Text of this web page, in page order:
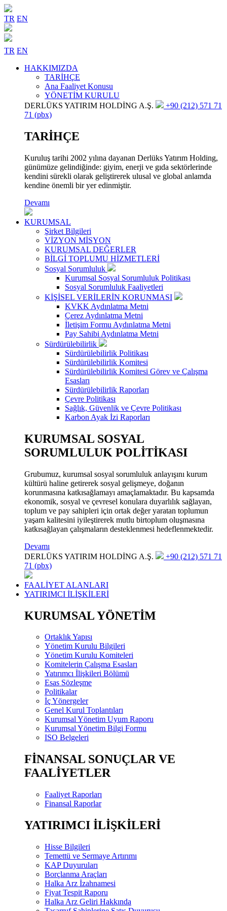
TR EN
TR EN
HAKKIMIZDA
TARİHÇE
Ana Faaliyet Konusu
YÖNETİM KURULU
DERLÜKS YATIRIM HOLDİNG A.Ş.
+90 (212) 571 71
71 (pbx)
TARİHÇE
Kuruluş tarihi 2002 yılına dayanan Derlüks Yatırım Holding,
günümüze gelindiğinde: giyim, enerji ve gıda sektörlerinde
kendini sürekli olarak geliştirerek ulusal ve global anlamda
kendine önemli bir yer edinmiştir.
Devamı
KURUMSAL
Şirket Bilgileri
VİZYON MİSYON
KURUMSAL DEĞERLER
BİLGİ TOPLUMU HİZMETLERİ
Sosyal Sorumluluk
Kurumsal Sosyal Sorumluluk Politikası
Sosyal Sorumluluk Faaliyetleri
KİŞİSEL VERİLERİN KORUNMASI
KVKK Aydınlatma Metni
Çerez Aydınlatma Metni
İletişim Formu Aydınlatma Metni
Pay Sahibi Aydınlatma Metni
Sürdürülebilirlik
Sürdürülebilirlik Politikası
Sürdürülebilirlik Komitesi
Sürdürülebilirlik Komitesi Görev ve Çalışma
Esasları
Sürdürülebilirlik Raporları
Çevre Politikası
Sağlık, Güvenlik ve Çevre Politikası
Karbon Ayak İzi Raporları
KURUMSAL SOSYAL
SORUMLULUK POLİTİKASI
Grubumuz, kurumsal sosyal sorumluluk anlayışını kurum
kültürü haline getirerek sosyal gelişmeye, doğanın
korunmasına katkısağlamayı amaçlamaktadır. Bu kapsamda
ekonomik, sosyal ve çevresel konulara duyarlılık sağlayan,
toplum ve pay sahipleri için ortak değer yaratan toplumun
yaşam kalitesini iyileştirerek mutlu birtoplum oluşmasına
katkısağlayan çalışmaların desteklenmesi hedeflenmektedir.
Devamı
DERLÜKS YATIRIM HOLDİNG A.Ş.
+90 (212) 571 71
71 (pbx)
FAALİYET ALANLARI
YATIRIMCI İLİŞKİLERİ
KURUMSAL YÖNETİM
Ortaklık Yapısı
Yönetim Kurulu Bilgileri
Yönetim Kurulu Komiteleri
Komitelerin Çalışma Esasları
Yatırımcı İlişkileri Bölümü
Esas Sözleşme
Politikalar
İç Yönergeler
Genel Kurul Toplantıları
Kurumsal Yönetim Uyum Raporu
Kurumsal Yönetim Bilgi Formu
ISO Belgeleri
FİNANSAL SONUÇLAR VE
FAALİYETLER
Faaliyet Raporları
Finansal Raporlar
YATIRIMCI İLİŞKİLERİ
Hisse Bilgileri
Temettü ve Sermaye Artırımı
KAP Duyuruları
Borçlanma Araçları
Halka Arz İzahnamesi
Fiyat Tespit Raporu
Halka Arz Geliri Hakkında